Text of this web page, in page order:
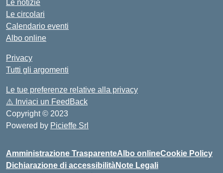
Le notizie
Le circolari
Calendario eventi
Albo online
Privacy
Tutti gli argomenti
Le tue preferenze relative alla privacy
⚠️ Inviaci un FeedBack
Copyright © 2023
Powered by Picieffe Srl
Amministrazione TrasparenteAlbo onlineCookie Policy
Dichiarazione di accessibilitàNote Legali